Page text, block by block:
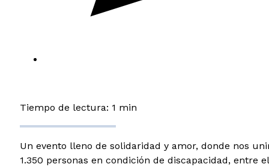
Tiempo de lectura: 1 min
Un evento lleno de solidaridad y amor, donde nos
1.350 personas en condición de discapacidad, entre